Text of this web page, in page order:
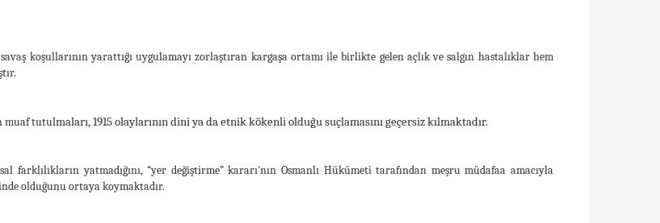
koşullarının yarattığı uygulamayı zorlaştıran kargaşa ortamı ile birlikte gelen açlık ve salgın hastalıklar hem
muaf tutulmaları, 1915 olaylarının dini ya da etnik kökenli olduğu suçlamasını geçersiz kılmaktadır.
yatmadığını, “yer değiştirme” kararı'nın Osmanlı Hükümeti tarafından meşru müdafaa amacıyla
olduğunu ortaya koymaktadır.